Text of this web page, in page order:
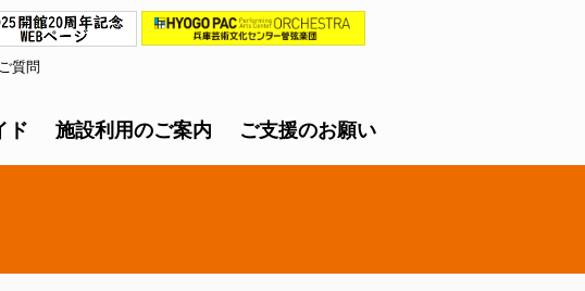
質問
ド 施設利用のご案内 ご支援のお願い